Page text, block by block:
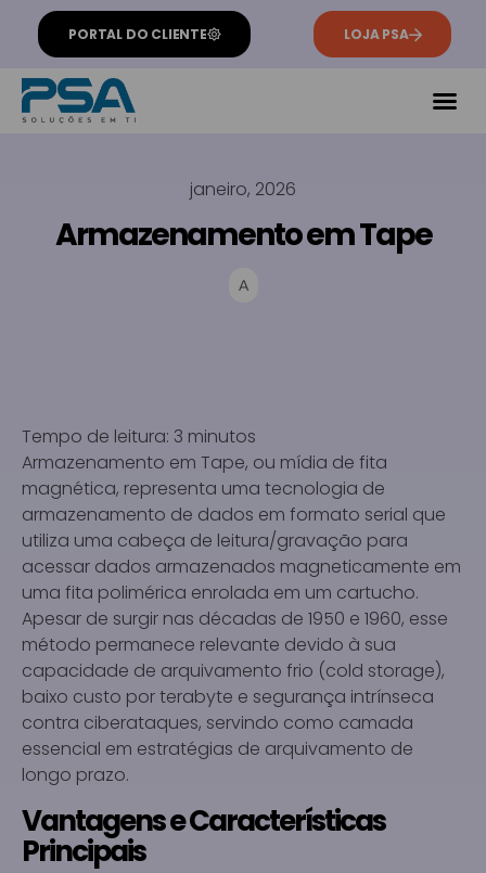
PORTAL DO CLIENTE LOJA PSA
janeiro, 2026
Armazenamento em Tape
A
Tempo de leitura: 3 minutos
Armazenamento em Tape, ou mídia de fita
magnética, representa uma tecnologia de
armazenamento de dados em formato serial que
utiliza uma cabeça de leitura/gravação para
acessar dados armazenados magneticamente em
uma fita polimérica enrolada em um cartucho.
Apesar de surgir nas décadas de 1950 e 1960, esse
método permanece relevante devido à sua
capacidade de arquivamento frio (cold storage),
baixo custo por terabyte e segurança intrínseca
contra ciberataques, servindo como camada
essencial em estratégias de arquivamento de
longo prazo.
Vantagens e Características
Principais